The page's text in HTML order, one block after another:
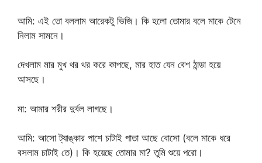
আমি: এই তো বললাম আরেকটু ভিজি। কি হলো তোমার বলে মাকে টেনে
নিলাম সামনে।
দেখলাম মার মুখ থর থর করে কাপছে, মার হাত যেন বেশ ঠান্ডা হয়ে
আসছে।
মা: আমার শরীর দুর্বল লাগছে।
আমি: আসো ট্যাঙ্কার পাশে চাটাই পাতা আছে বোসো (বলে মাকে ধরে
বসলাম চাটাই তে)। কি হয়েছে তোমার মা? তুমি শুয়ে পরো।